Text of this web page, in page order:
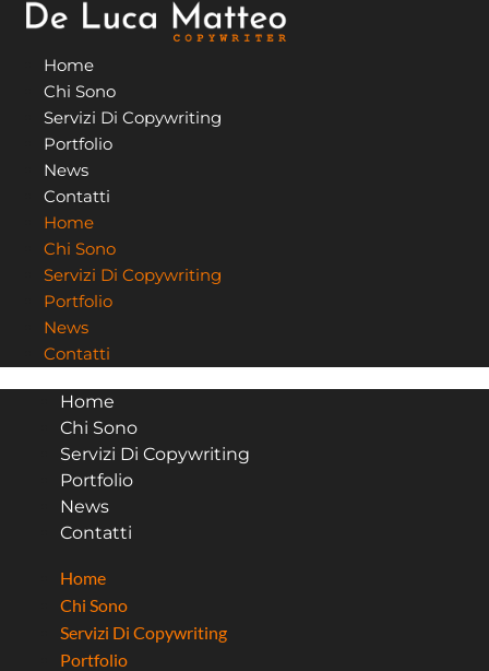
contenuto
Home
Chi Sono
Servizi Di Copywriting
Portfolio
News
Contatti
Home
Chi Sono
Servizi Di Copywriting
Portfolio
News
Contatti
Home
Chi Sono
Servizi Di Copywriting
Portfolio
News
Contatti
Home
Chi Sono
Servizi Di Copywriting
Portfolio